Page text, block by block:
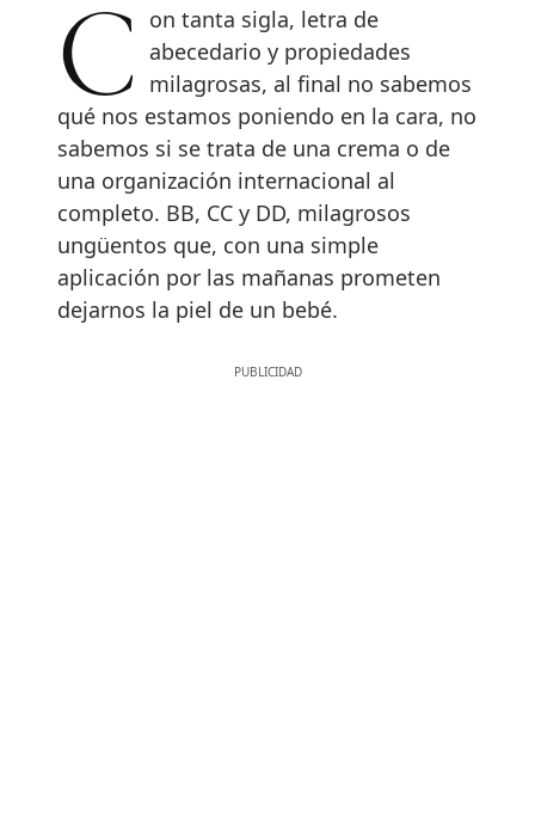
Con tanta sigla, letra de
abecedario y propiedades
milagrosas, al final no sabemos
qué nos estamos poniendo en la cara, no
sabemos si se trata de una crema o de
una organización internacional al
completo. BB, CC y DD, milagrosos
ungüentos que, con una simple
aplicación por las mañanas prometen
dejarnos la piel de un bebé.